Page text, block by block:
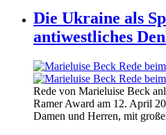
Die Ukraine als
antiwestliches
Rede von Marieluise Beck
Ramer Award am 12. April
Damen und Herren, mit